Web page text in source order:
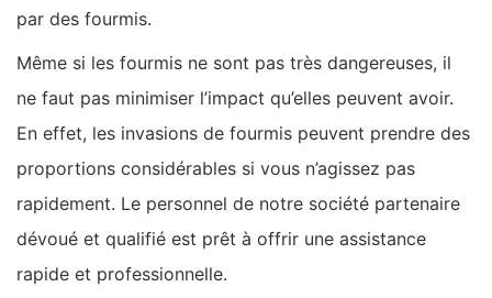
par des fourmis.
Même si les fourmis ne sont pas très dangereuses, il
ne faut pas minimiser l’impact qu’elles peuvent avoir.
En effet, les invasions de fourmis peuvent prendre des
proportions considérables si vous n’agissez pas
rapidement. Le personnel de notre société partenaire
dévoué et qualifié est prêt à offrir une assistance
rapide et professionnelle.